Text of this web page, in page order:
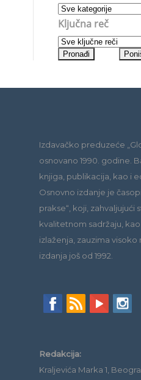
Ključna reč
Izdavačko preduzeće
osnovano 1990. godine.
knjiga, publikacija, kao i
Osnovno izdanje je
prakse“, koji, zahvaljujući
kvalitetnom sadržaju,
izlaženja, zauzima visoko
izdanja još od 1992.
Redakcija:
Kraljevića Marka 1,